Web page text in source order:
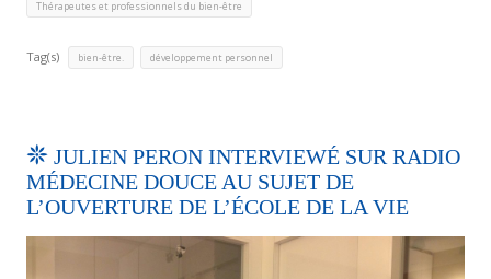
Thérapeutes et professionnels du bien-être
Tag(s) bien-être. développement personnel
JULIEN PERON INTERVIEWÉ SUR RADIO
MÉDECINE DOUCE AU SUJET DE
L’OUVERTURE DE L’ÉCOLE DE LA VIE